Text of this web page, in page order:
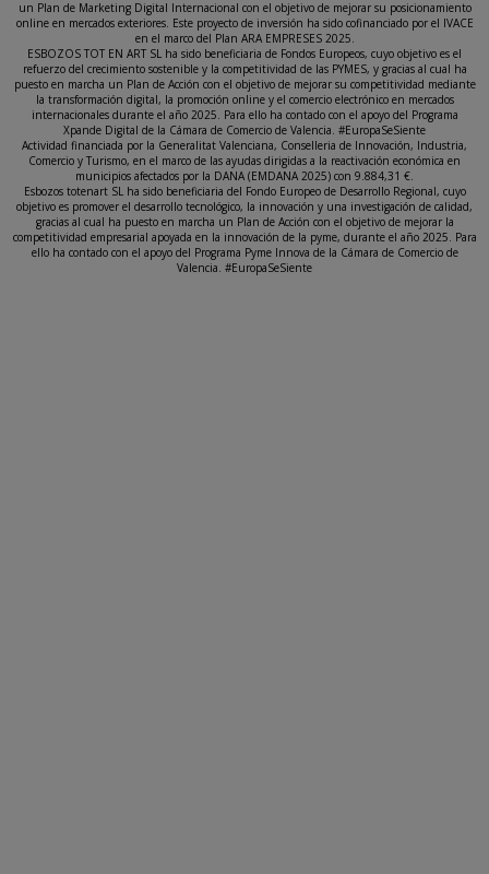
un Plan de Marketing Digital Internacional con el objetivo de mejorar su posicionamiento
online en mercados exteriores. Este proyecto de inversión ha sido cofinanciado por el IVACE
en el marco del Plan ARA EMPRESES 2025.
ESBOZOS TOT EN ART SL ha sido beneficiaria de Fondos Europeos, cuyo objetivo es el
refuerzo del crecimiento sostenible y la competitividad de las PYMES, y gracias al cual ha
puesto en marcha un Plan de Acción con el objetivo de mejorar su competitividad mediante
la transformación digital, la promoción online y el comercio electrónico en mercados
internacionales durante el año 2025. Para ello ha contado con el apoyo del Programa
Xpande Digital de la Cámara de Comercio de Valencia. #EuropaSeSiente
Actividad financiada por la Generalitat Valenciana, Conselleria de Innovación, Industria,
Comercio y Turismo, en el marco de las ayudas dirigidas a la reactivación económica en
municipios afectados por la DANA (EMDANA 2025) con 9.884,31 €.
Esbozos totenart SL ha sido beneficiaria del Fondo Europeo de Desarrollo Regional, cuyo
objetivo es promover el desarrollo tecnológico, la innovación y una investigación de calidad,
gracias al cual ha puesto en marcha un Plan de Acción con el objetivo de mejorar la
competitividad empresarial apoyada en la innovación de la pyme, durante el año 2025. Para
ello ha contado con el apoyo del Programa Pyme Innova de la Cámara de Comercio de
Valencia. #EuropaSeSiente